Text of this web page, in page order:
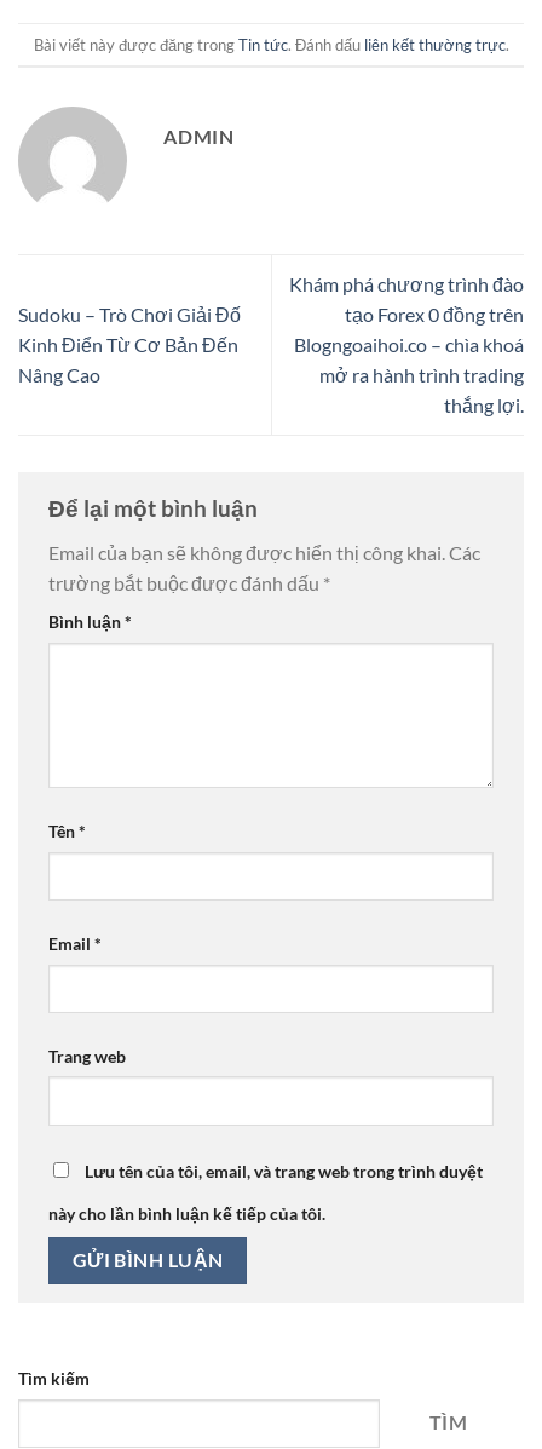
Bài viết này được đăng trongTin tức. Đánh dấu liên kết thường trực.
ADMIN
Sudoku – Trò Chơi Giải Đố
Kinh Điển Từ Cơ Bản Đến
Nâng Cao
Khám phá chương trình đào
tạo Forex 0 đồng trên
Blogngoaihoi.co – chìa khoá
mở ra hành trình trading
thắng lợi.
Để lại một bình luận
Email của bạn sẽ không được hiển thị công khai.Các
trường bắt buộc được đánh dấu *
Bình luận*
Tên*
Email *
Trang web
Lưu tên của tôi, email, và trang web trong trình duyệt
này cho lần bình luận kế tiếp của tôi.
Tìm kiếm
TÌM